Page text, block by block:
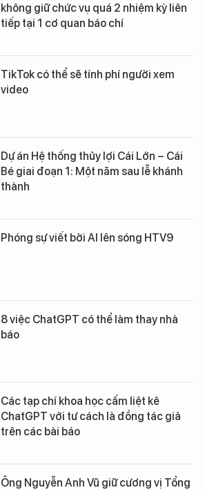
không giữ chức vụ quá 2 nhiệm kỳ liên
tiếp tại 1 cơ quan báo chí
TikTok có thể sẽ tính phí người xem
video
Dự án Hệ thống thủy lợi Cái Lớn – Cái
Bé giai đoạn 1: Một năm sau lễ khánh
thành
Phóng sự viết bởi AI lên sóng HTV9
8 việc ChatGPT có thể làm thay nhà
báo
Các tạp chí khoa học cấm liệt kê
ChatGPT với tư cách là đồng tác giả
trên các bài báo
Ông Nguyễn Anh Vũ giữ cương vị Tổng